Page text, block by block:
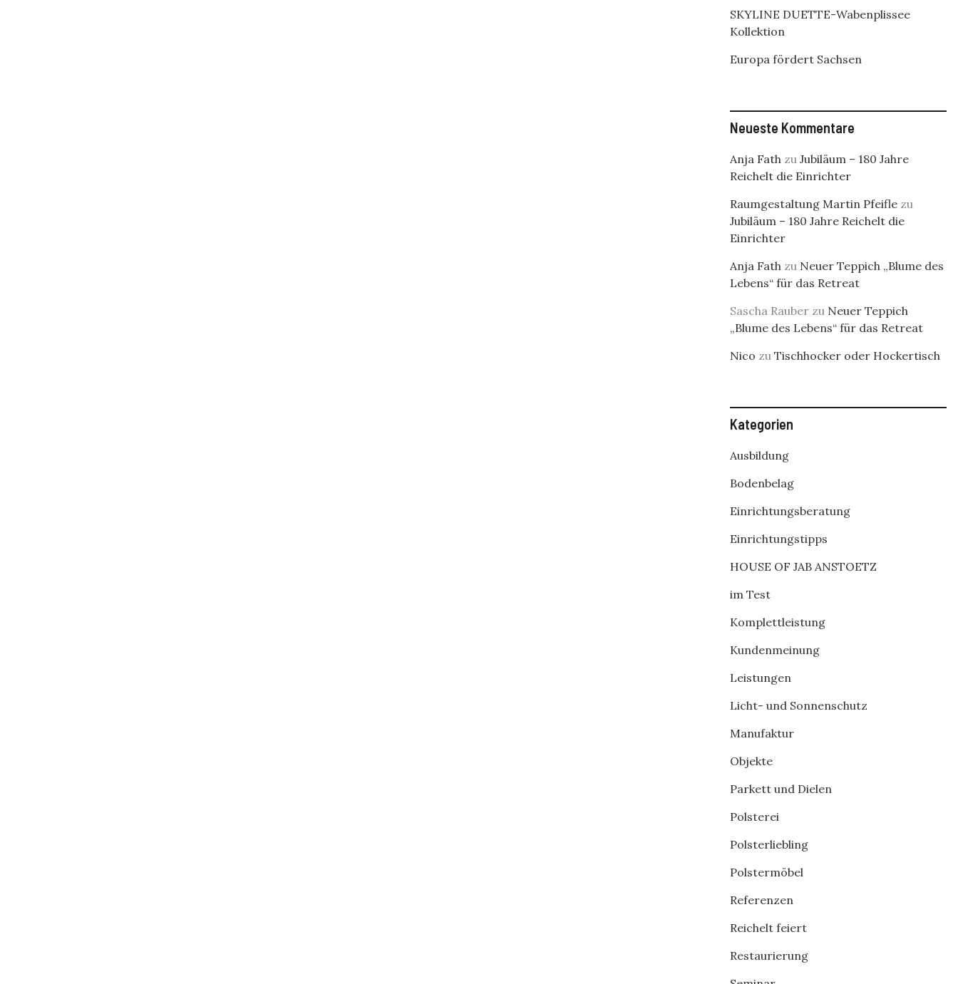
SKYLINE DUETTE-Wabenplissee
Kollektion
Europa fördert Sachsen
Neueste Kommentare
Anja Fath zu Jubiläum – 180 Jahre
Reichelt die Einrichter
Raumgestaltung Martin Pfeifle zu
Jubiläum – 180 Jahre Reichelt die
Einrichter
Anja Fath zu Neuer Teppich „Blume des
Lebens“ für das Retreat
Sascha Rauber zu Neuer Teppich
„Blume des Lebens“ für das Retreat
Nico zu Tischhocker oder Hockertisch
Kategorien
Ausbildung
Bodenbelag
Einrichtungsberatung
Einrichtungstipps
HOUSE OF JAB ANSTOETZ
im Test
Komplettleistung
Kundenmeinung
Leistungen
Licht- und Sonnenschutz
Manufaktur
Objekte
Parkett und Dielen
Polsterei
Polsterliebling
Polstermöbel
Referenzen
Reichelt feiert
Restaurierung